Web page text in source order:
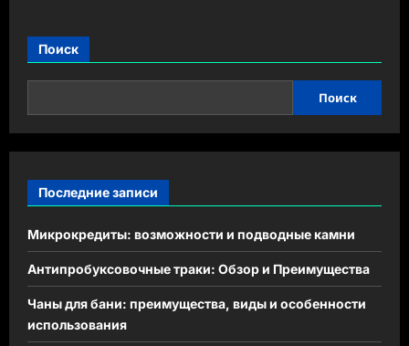
Поиск
Поиск
Последние записи
Микрокредиты: возможности и подводные камни
Антипробуксовочные траки: Обзор и Преимущества
Чаны для бани: преимущества, виды и особенности
использования